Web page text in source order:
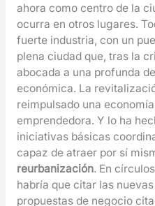
ahora como centro de la
ocurra en otros lugares.
fuerte industria, con un
plena ciudad que, tras la
abocada a una profunda
económica. La
reimpulsado una
emprendedora. Y lo ha
iniciativas básicas
capaz de atraer por sí
reurbanización. En
habría que citar las
propuestas de negocio